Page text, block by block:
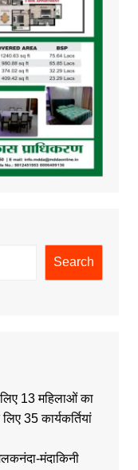
Search
13 महिलाओं का
35 कार्यकर्तियां
मंदाकिनी